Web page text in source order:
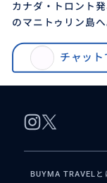
カナダ・トロント
のマニトゥリン島へ
イク！伝説と植物解
クラフトビールや
も。初心者歓迎、
チャット
トロント発 マニトゥ
BUYMA TRAVELと